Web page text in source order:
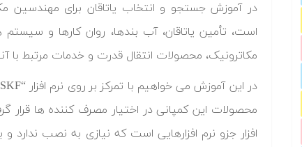
است، تأمین یاتاقان، آب بندها، روان کارها و
مکاترونیک، محصولات انتقال قدرت و خدمات مرتبط با
محصولات این کمپانی در اختیار مصرف کننده ها قرار